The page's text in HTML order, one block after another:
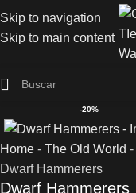
Skip to navigation
Skip to main content
-20%
Home - The Old World -
Dwarf Hammerers
Dwarf Hammerers